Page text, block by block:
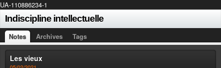
UA-110886234-1
Indiscipline intellectuelle
Notes Archives Tags
Les vieux